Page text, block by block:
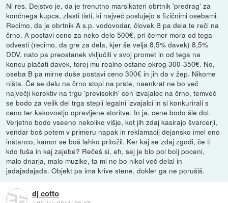
Ni res. Dejstvo je, da je trenutno marsikateri obrtnik 'predrag' za
končnega kupca, zlasti tisti, ki največ poslujejo s fizičnimi osebami.
Recimo, da je obrtnik A s.p. vodovodar, človek B pa dela te reči na
črno. A postavi ceno za neko delo 500€, pri čemer mora od tega
odvesti (recimo, da gre za dela, kjer še velja 8,5% davek) 8,5%
DDV, nato pa preostanek vključiti v svoj promet in od tega na
koncu plačati davek, torej mu realno ostane okrog 300-350€. No,
oseba B pa mirne duše postavi ceno 300€ in jih da v žep. Nikome
ništa. Če se delu na črno stopi na prste, naenkrat ne bo več
največji korektiv na trgu 'previsokih' cen izvajalec na črno, temveč
se bodo za velik del trga stepli legalni izvajalci in si konkurirali s
ceno ter kakovostjo opravljene storitve. In ja, cene bodo šle dol.
Verjetno bodo vseeno nekoliko višje, kot jih zdaj kasirajo švarcerji,
vendar boš potem v primeru napak in reklamacij dejansko imel eno
inštanco, kamor se boš lahko pritožil. Ker kaj se zdaj zgodi, če ti
kdo fuša in kaj zajebe? Rečeš si, eh, sej je blo pol bolj poceni,
malo dnarja, malo muzike, ta mi ne bo nikol več delal in
jadajadajada. Objekt pa ima krive stene, dokler ga ne porušiš.
dj cotto